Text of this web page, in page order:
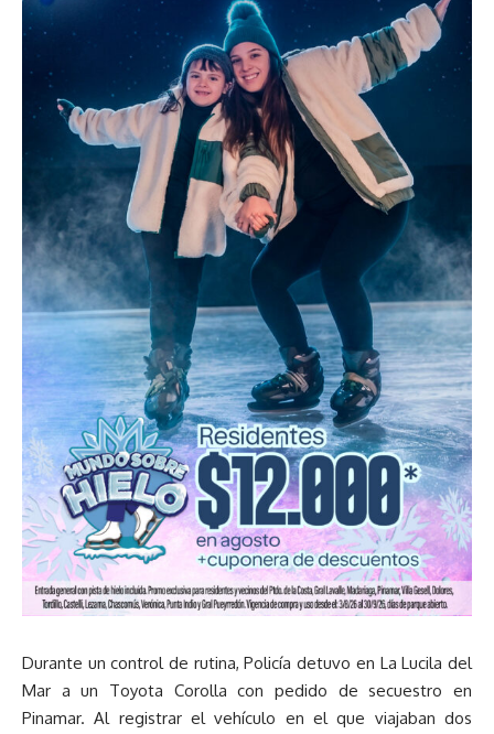
Durante un control de rutina, Policía detuvo en La Lucila del
Mar a un Toyota Corolla con pedido de secuestro en
Pinamar. Al registrar el vehículo en el que viajaban dos